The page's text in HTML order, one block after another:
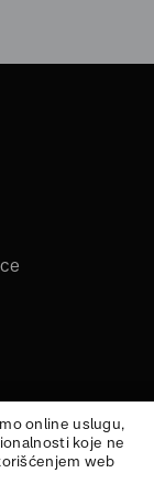
online uslugu,
koje ne
web